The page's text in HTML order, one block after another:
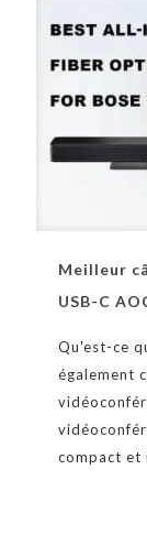
Meilleur
USB-C
Qu'est-ce
également
compact et